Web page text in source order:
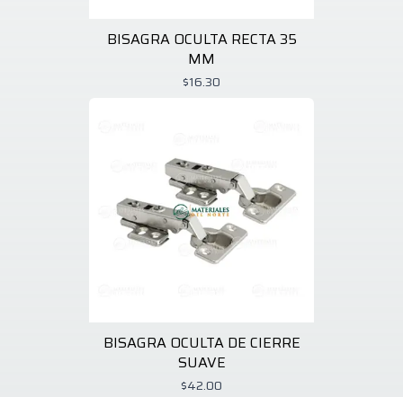
BISAGRA OCULTA RECTA 35
MM
$16.30
BISAGRA OCULTA DE CIERRE
SUAVE
$42.00